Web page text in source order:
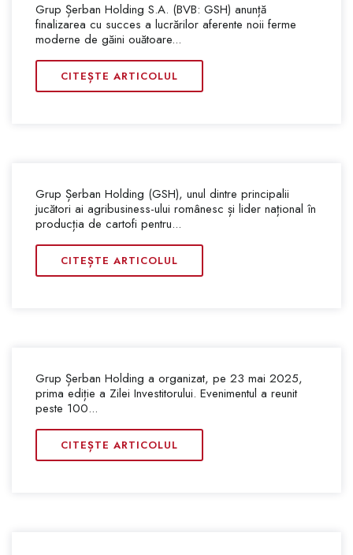
Grup Șerban Holding S.A. (BVB: GSH) anunță
finalizarea cu succes a lucrărilor aferente noii ferme
moderne de găini ouătoare...
CITEȘTE ARTICOLUL
Grup Șerban Holding (GSH), unul dintre principalii
jucători ai agribusiness-ului românesc și lider național în
producția de cartofi pentru...
CITEȘTE ARTICOLUL
Grup Șerban Holding a organizat, pe 23 mai 2025,
prima ediție a Zilei Investitorului. Evenimentul a reunit
peste 100...
CITEȘTE ARTICOLUL